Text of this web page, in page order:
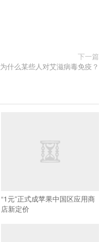
下一篇
为什么某些人对艾滋病毒免疫？
“1元”正式成苹果中国区应用商
店新定价